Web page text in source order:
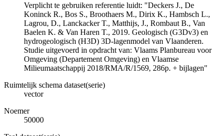
Verplicht te gebruiken referentie luidt: "Deckers J., De
Koninck R., Bos S., Broothaers M., Dirix K., Hambsch L.,
Lagrou, D., Lanckacker T., Matthijs, J., Rombaut B., Van
Baelen K. & Van Haren T., 2019. Geologisch (G3Dv3) en
hydrogeologisch (H3D) 3D-lagenmodel van Vlaanderen.
Studie uitgevoerd in opdracht van: Vlaams Planbureau voor
Omgeving (Departement Omgeving) en Vlaamse
Milieumaatschappij 2018/RMA/R/1569, 286p. + bijlagen"
Ruimtelijk schema dataset(serie)
vector
Noemer
50000